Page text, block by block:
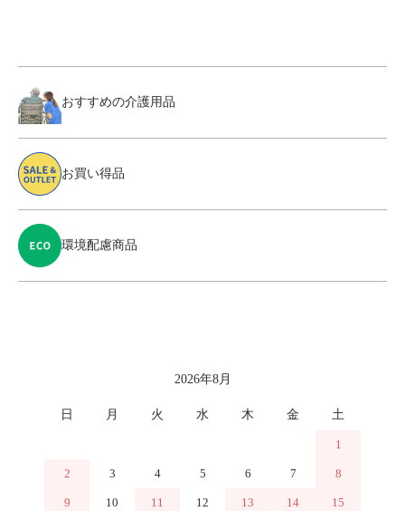
おすすめの介護用品
お買い得品
環境配慮商品
2026年8月
日 月 火 水 木 金 土
1
2 3 4 5 6 7 8
9 10 11 12 13 14 15